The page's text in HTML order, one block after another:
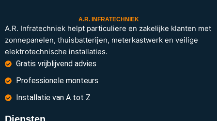
A.R. INFRATECHNIEK
A.R. Infratechniek helpt particuliere en zakelijke klanten met
zonnepanelen, thuisbatterijen, meterkastwerk en veilige
elektrotechnische installaties.
Gratis vrijblijvend advies
Professionele monteurs
Installatie van A tot Z